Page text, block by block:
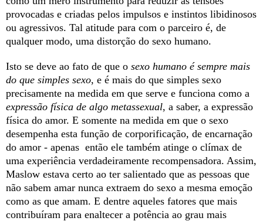
provocadas e criadas pelos impulsos e instintos libidinosos
ou agressivos. Tal atitude para com o parceiro é, de
qualquer modo, uma distorção do sexo humano.
Isto se deve ao fato de que o sexo humano é sempre mais
do que simples sexo, e é mais do que simples sexo
precisamente na medida em que serve e funciona como a
expressão física de algo metassexual, a saber, a expressão
física do amor. E somente na medida em que o sexo
desempenha esta função de corporificação, de encarnação
do amor - apenas então ele também atinge o clímax de
uma experiência verdadeiramente recompensadora. Assim,
Maslow estava certo ao ter salientado que as pessoas que
não sabem amar nunca extraem do sexo a mesma emoção
como as que amam. E dentre aqueles fatores que mais
contribuíram para enaltecer a potência ao grau mais